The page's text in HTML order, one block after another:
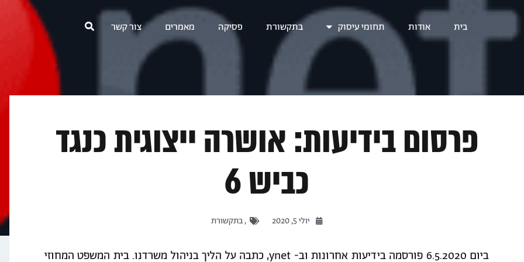
בית אודות תחומי עיסוק בתקשורת פסיקה מאמרים צור קשר
פרסום בידיעות: אושרה ייצוגית כנגד
כביש 6
יולי 5, 2020 ,בתקשורת
ביום 6.5.2020 פורסמה בידיעות אחרונות וב- ynet, כתבה על הליך בניהול משרדנו. בית המשפט המחוזי